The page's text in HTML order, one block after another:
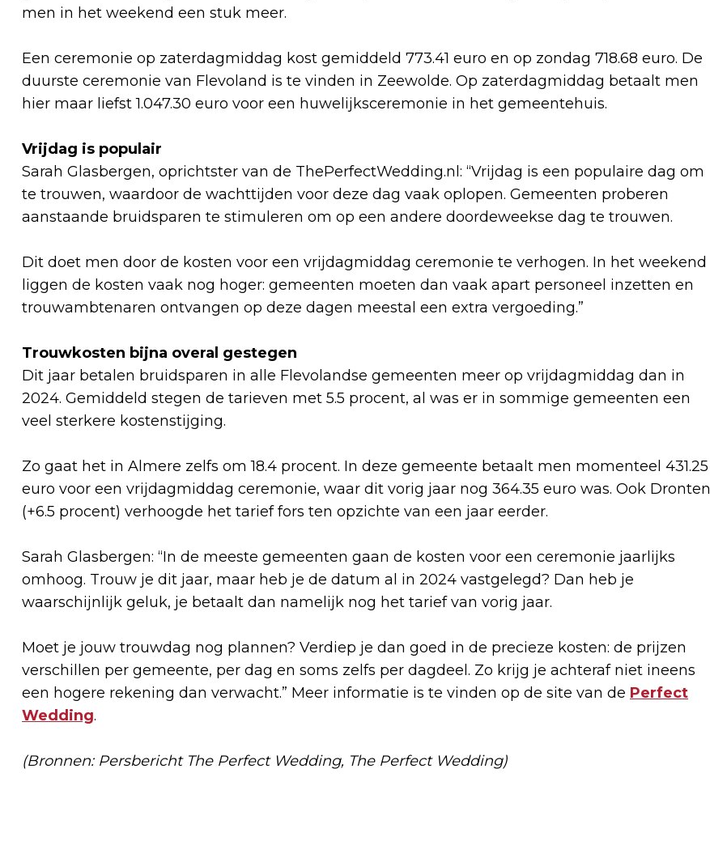
men in het weekend een stuk meer.
Een ceremonie op zaterdagmiddag kost gemiddeld 773.41 euro en op zondag 718.68 euro. De
duurste ceremonie van Flevoland is te vinden in Zeewolde. Op zaterdagmiddag betaalt men
hier maar liefst 1.047.30 euro voor een huwelijksceremonie in het gemeentehuis.
Vrijdag is populair
Sarah Glasbergen, oprichtster van de ThePerfectWedding.nl: “Vrijdag is een populaire dag om
te trouwen, waardoor de wachttijden voor deze dag vaak oplopen. Gemeenten proberen
aanstaande bruidsparen te stimuleren om op een andere doordeweekse dag te trouwen.
Dit doet men door de kosten voor een vrijdagmiddag ceremonie te verhogen. In het weekend
liggen de kosten vaak nog hoger: gemeenten moeten dan vaak apart personeel inzetten en
trouwambtenaren ontvangen op deze dagen meestal een extra vergoeding.”
Trouwkosten bijna overal gestegen
Dit jaar betalen bruidsparen in alle Flevolandse gemeenten meer op vrijdagmiddag dan in
2024. Gemiddeld stegen de tarieven met 5.5 procent, al was er in sommige gemeenten een
veel sterkere kostenstijging.
Zo gaat het in Almere zelfs om 18.4 procent. In deze gemeente betaalt men momenteel 431.25
euro voor een vrijdagmiddag ceremonie, waar dit vorig jaar nog 364.35 euro was. Ook Dronten
(+6.5 procent) verhoogde het tarief fors ten opzichte van een jaar eerder.
Sarah Glasbergen: “In de meeste gemeenten gaan de kosten voor een ceremonie jaarlijks
omhoog. Trouw je dit jaar, maar heb je de datum al in 2024 vastgelegd? Dan heb je
waarschijnlijk geluk, je betaalt dan namelijk nog het tarief van vorig jaar.
Moet je jouw trouwdag nog plannen? Verdiep je dan goed in de precieze kosten: de prijzen
verschillen per gemeente, per dag en soms zelfs per dagdeel. Zo krijg je achteraf niet ineens
een hogere rekening dan verwacht.” Meer informatie is te vinden op de site van de Perfect
Wedding.
(Bronnen: Persbericht The Perfect Wedding, The Perfect Wedding)